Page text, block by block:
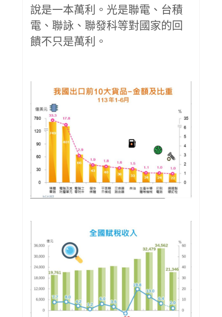
說是一本萬利。光是聯電、台積
電、聯詠、聯發科等對國家的回
饋不只是萬利。